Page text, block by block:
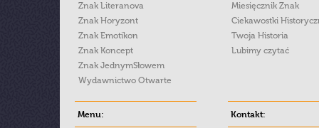
Znak Literanova
Znak Horyzont
Znak Emotikon
Znak Koncept
Znak JednymSłowem
Wydawnictwo Otwarte
Miesięcznik Znak
Ciekawostki
Twoja Historia
Lubimy czytać
Menu: Kontakt: